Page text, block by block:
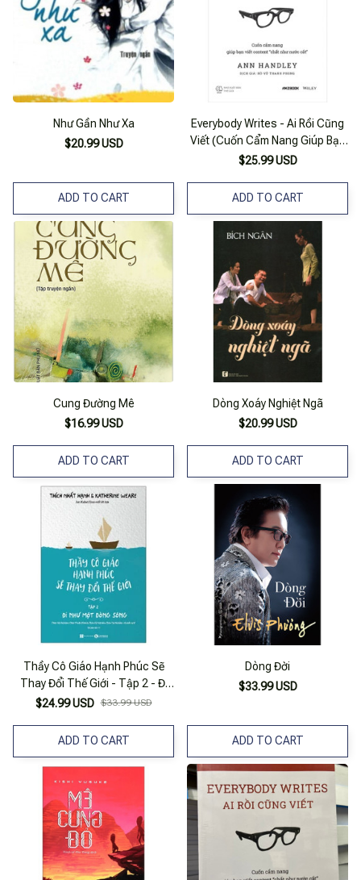
Như Gần Như Xa
$20.99 USD
ADD TO CART
Everybody Writes - Ai Rồi Cũng
Viết (Cuốn Cẩm Nang Giúp Bạn
Viết Content “Chất Như Nước
$25.99 USD
ADD TO CART
Cung Đường Mê
$16.99 USD
ADD TO CART
Dòng Xoáy Nghiệt Ngã
$20.99 USD
ADD TO CART
Thầy Cô Giáo Hạnh Phúc Sẽ
Thay Đổi Thế Giới - Tập 2 - Đi
Như Một Dòng Sông (Tái Bản
$24.99 USD $33.99 USD
ADD TO CART
Dòng Đời
$33.99 USD
ADD TO CART